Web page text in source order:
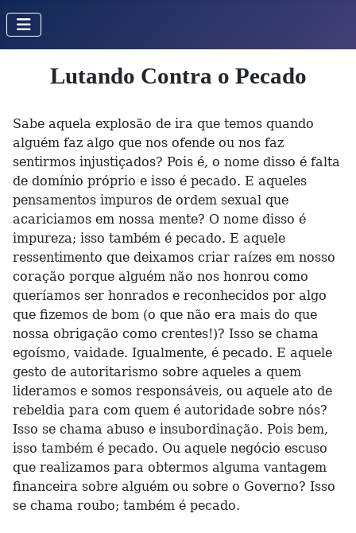
Lutando Contra o Pecado
Sabe aquela explosão de ira que temos quando
alguém faz algo que nos ofende ou nos faz
sentirmos injustiçados? Pois é, o nome disso é falta
de domínio próprio e isso é pecado. E aqueles
pensamentos impuros de ordem sexual que
acariciamos em nossa mente? O nome disso é
impureza; isso também é pecado. E aquele
ressentimento que deixamos criar raízes em nosso
coração porque alguém não nos honrou como
queríamos ser honrados e reconhecidos por algo
que fizemos de bom (o que não era mais do que
nossa obrigação como crentes!)? Isso se chama
egoísmo, vaidade. Igualmente, é pecado. E aquele
gesto de autoritarismo sobre aqueles a quem
lideramos e somos responsáveis, ou aquele ato de
rebeldia para com quem é autoridade sobre nós?
Isso se chama abuso e insubordinação. Pois bem,
isso também é pecado. Ou aquele negócio escuso
que realizamos para obtermos alguma vantagem
financeira sobre alguém ou sobre o Governo? Isso
se chama roubo; também é pecado.